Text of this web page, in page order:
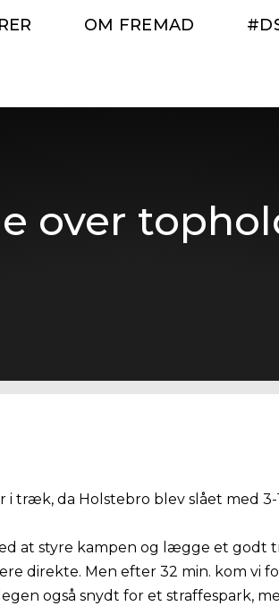
OM FREMAD
over
træk, da Holstebro blev slået med 3-
at styre kampen og lægge et godt
direkte. Men efter 32 min. kom vi
også snydt for et straffespark,